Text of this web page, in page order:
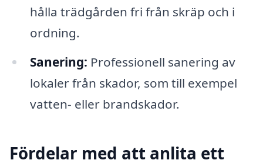
hålla trädgården fri från skräp och i
ordning.
Sanering: Professionell sanering av
lokaler från skador, som till exempel
vatten- eller brandskador.
Fördelar med att anlita ett